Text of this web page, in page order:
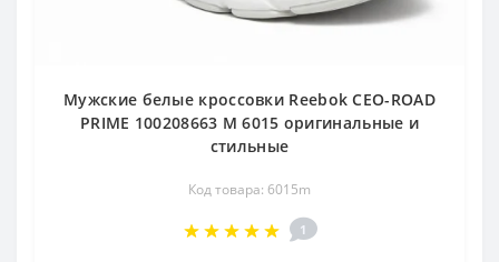
Мужские белые кроссовки Reebok CEO-ROAD
PRIME 100208663 M 6015 оригинальные и
стильные
Код товара: 6015m
1